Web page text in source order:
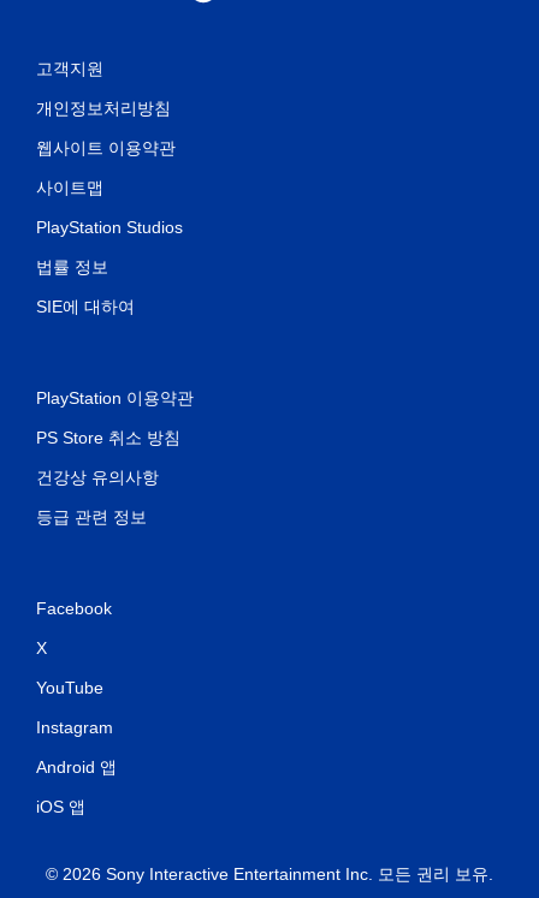
고객지원
개인정보처리방침
웹사이트 이용약관
사이트맵
PlayStation Studios
법률 정보
SIE에 대하여
PlayStation 이용약관
PS Store 취소 방침
건강상 유의사항
등급 관련 정보
Facebook
X
YouTube
Instagram
Android 앱
iOS 앱
© 2026 Sony Interactive Entertainment Inc. 모든 권리 보유.